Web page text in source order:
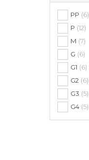
PP (6)
P (12)
M (7)
G (6)
G1 (6)
G2 (6)
G3 (5)
G4 (5)